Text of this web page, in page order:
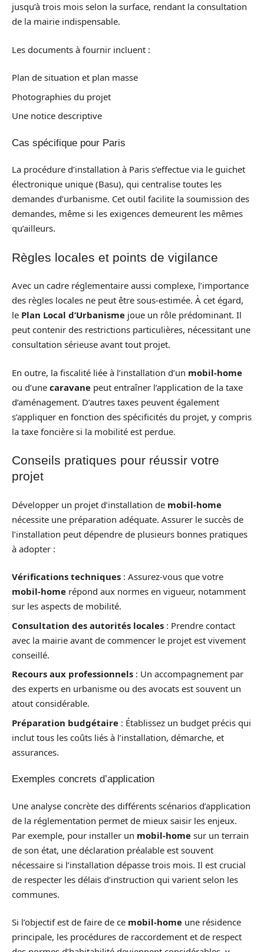
jusqu’à trois mois selon la surface, rendant la consultation
de la mairie indispensable.
Les documents à fournir incluent :
Plan de situation et plan masse
Photographies du projet
Une notice descriptive
Cas spécifique pour Paris
La procédure d’installation à Paris s’effectue via le guichet
électronique unique (Basu), qui centralise toutes les
demandes d’urbanisme. Cet outil facilite la soumission des
demandes, même si les exigences demeurent les mêmes
qu’ailleurs.
Règles locales et points de vigilance
Avec un cadre réglementaire aussi complexe, l’importance
des règles locales ne peut être sous-estimée. À cet égard,
le Plan Local d’Urbanisme joue un rôle prédominant. Il
peut contenir des restrictions particulières, nécessitant une
consultation sérieuse avant tout projet.
En outre, la fiscalité liée à l’installation d’un mobil-home
ou d’une caravane peut entraîner l’application de la taxe
d’aménagement. D’autres taxes peuvent également
s’appliquer en fonction des spécificités du projet, y compris
la taxe foncière si la mobilité est perdue.
Conseils pratiques pour réussir votre
projet
Développer un projet d’installation de mobil-home
nécessite une préparation adéquate. Assurer le succès de
l’installation peut dépendre de plusieurs bonnes pratiques
à adopter :
Vérifications techniques : Assurez-vous que votre
mobil-home répond aux normes en vigueur, notamment
sur les aspects de mobilité.
Consultation des autorités locales : Prendre contact
avec la mairie avant de commencer le projet est vivement
conseillé.
Recours aux professionnels : Un accompagnement par
des experts en urbanisme ou des avocats est souvent un
atout considérable.
Préparation budgétaire : Établissez un budget précis qui
inclut tous les coûts liés à l’installation, démarche, et
assurances.
Exemples concrets d’application
Une analyse concrète des différents scénarios d’application
de la réglementation permet de mieux saisir les enjeux.
Par exemple, pour installer un mobil-home sur un terrain
de son état, une déclaration préalable est souvent
nécessaire si l’installation dépasse trois mois. Il est crucial
de respecter les délais d’instruction qui varient selon les
communes.
Si l’objectif est de faire de ce mobil-home une résidence
principale, les procédures de raccordement et de respect